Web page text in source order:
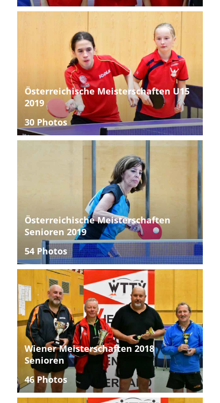
Österreichische Meisterschaften U15
2019
30 Photos
Österreichische Meisterschaften
Senioren 2019
54 Photos
Wiener Meisterschaften 2018
Senioren
46 Photos